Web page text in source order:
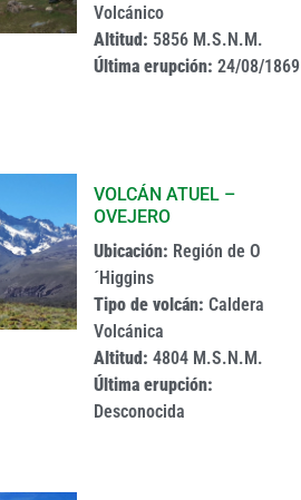
Volcánico
Altitud: 5856 M.S.N.M.
Última erupción: 24/08/1869
VOLCÁN ATUEL –
OVEJERO
Ubicación: Región de O
´Higgins
Tipo de volcán: Caldera
Volcánica
Altitud: 4804 M.S.N.M.
Última erupción:
Desconocida